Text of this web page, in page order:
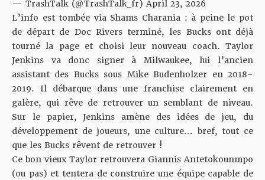
— TrashTalk (@TrashTalk_fr) April 23, 2026
L’info est tombée via Shams Charania : à peine le pot
de départ de Doc Rivers terminé, les Bucks ont déjà
tourné la page et choisi leur nouveau coach. Taylor
Jenkins va donc signer à Milwaukee, lui l’ancien
assistant des Bucks sous Mike Budenholzer en 2018-
2019. Il débarque dans une franchise clairement en
galère, qui rêve de retrouver un semblant de niveau.
Sur le papier, Jenkins amène des idées de jeu, du
développement de joueurs, une culture… bref, tout ce
que les Bucks rêvent de retrouver !
Ce bon vieux Taylor retrouvera Giannis Antetokounmpo
(ou pas) et tentera de construire une équipe capable de